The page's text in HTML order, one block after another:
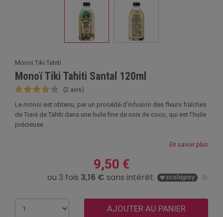
Monoï Tiki Tahiti
Monoï Tiki Tahiti Santal 120ml
(2 avis)
Le monoï est obtenu, par un procédé d’infusion des fleurs fraîches
de Tiaré de Tahiti dans une huile fine de noix de coco, qui est l’huile
précieuse ...
En savoir plus
9,50 €
AJOUTER AU PANIER